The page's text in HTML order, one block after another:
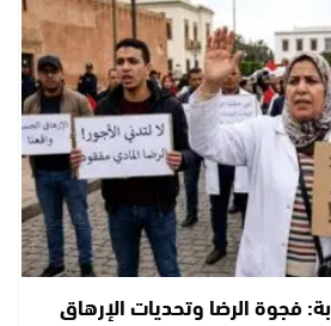
فجوة الرضا وتحديات الإرهاق